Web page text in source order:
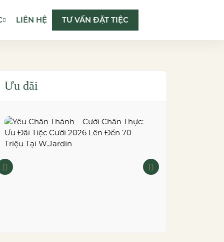
LIÊN HỆ TƯ VẤN ĐẶT TIỆC
Ưu đãi